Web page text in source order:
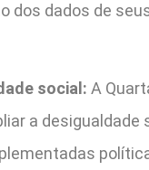
dos dados de
social: A
a desigualdade